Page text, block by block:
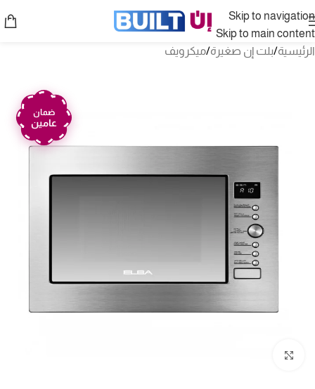
Skip to navigation
Skip to main content
الرئيسية/بلت إن صغيرة/ميكرويف
ضمان
عامين